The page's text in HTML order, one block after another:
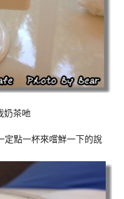
奶茶吔
定點一杯來嚐鮮一下的說